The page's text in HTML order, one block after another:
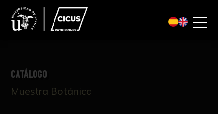
CATÁLOGO
Muestra Botánica